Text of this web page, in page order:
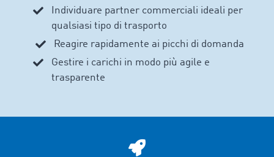
Individuare partner commerciali ideali per
qualsiasi tipo di trasporto
Reagire rapidamente ai picchi di domanda
Gestire i carichi in modo più agile e
trasparente